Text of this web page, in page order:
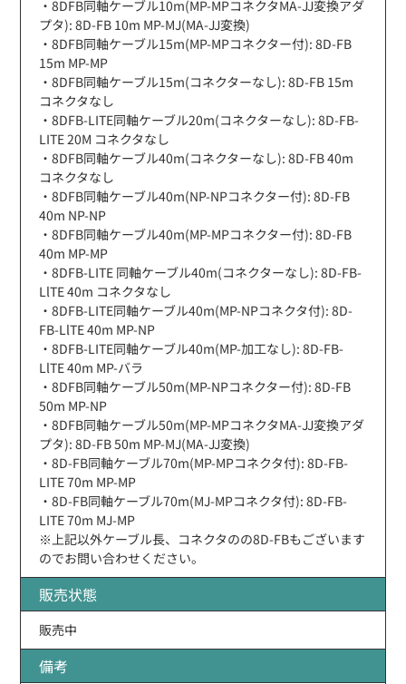
・8DFB同軸ケーブル10m(MP-MPコネクタMA-JJ変換アダ
プタ): 8D-FB 10m MP-MJ(MA-JJ変換)
・8DFB同軸ケーブル15m(MP-MPコネクター付): 8D-FB
15m MP-MP
・8DFB同軸ケーブル15m(コネクターなし): 8D-FB 15m
コネクタなし
・8DFB-LITE同軸ケーブル20m(コネクターなし): 8D-FB-
LITE 20M コネクタなし
・8DFB同軸ケーブル40m(コネクターなし): 8D-FB 40m
コネクタなし
・8DFB同軸ケーブル40m(NP-NPコネクター付): 8D-FB
40m NP-NP
・8DFB同軸ケーブル40m(MP-MPコネクター付): 8D-FB
40m MP-MP
・8DFB-LITE 同軸ケーブル40m(コネクターなし): 8D-FB-
LlTE 40m コネクタなし
・8DFB-LITE同軸ケーブル40m(MP-NPコネクタ付): 8D-
FB-LlTE 40m MP-NP
・8DFB-LITE同軸ケーブル40m(MP-加工なし): 8D-FB-
LlTE 40m MP-バラ
・8DFB同軸ケーブル50m(MP-NPコネクター付): 8D-FB
50m MP-NP
・8DFB同軸ケーブル50m(MP-MPコネクタMA-JJ変換アダ
プタ): 8D-FB 50m MP-MJ(MA-JJ変換)
・8D-FB同軸ケーブル70m(MP-MPコネクタ付): 8D-FB-
LITE 70m MP-MP
・8D-FB同軸ケーブル70m(MJ-MPコネクタ付): 8D-FB-
LITE 70m MJ-MP
※上記以外ケーブル長、コネクタのの8D-FBもございます
のでお問い合わせください。
販売状態
販売中
備考